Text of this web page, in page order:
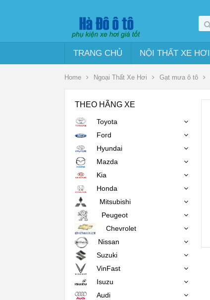
TRANG CHỦ NỘI THẤT XE HƠI
Home Ngoại Thất Xe Hơi Gạt mưa ô tô
THEO HÃNG XE
Toyota
Ford
Hyundai
Mazda
Kia
Honda
Mitsubishi
Peugeot
Chevrolet
Nissan
Suzuki
VinFast
Isuzu
Audi